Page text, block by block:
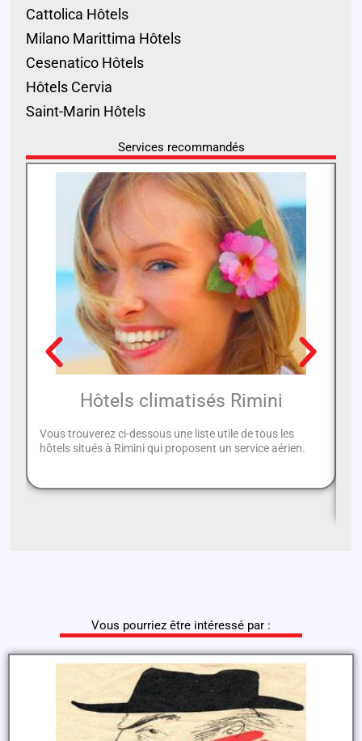
Cattolica Hôtels
Milano Marittima Hôtels
Cesenatico Hôtels
Hôtels Cervia
Saint-Marin Hôtels
Services recommandés
Hôtels climatisés Rimini
Vous trouverez ci-dessous une liste utile de tous les
hôtels situés à Rimini qui proposent un service aérien.
Vous pourriez être intéressé par :